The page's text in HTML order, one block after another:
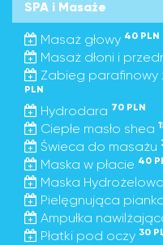
SPA i Masaże
Masaż głowy 40 PLN
Masaż dłoni i
Zabieg parafinowy
PLN
Hydrodara 70 PLN
Ciepłe masło shea
Świeca do masażu
Maska w płacie 40
Maska Hydrożelowa
Pielęgnująca
Ampułka
Płatki pod oczy 30